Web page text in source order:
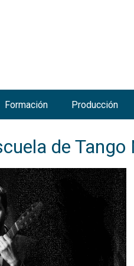
de Tango
Formación Producción